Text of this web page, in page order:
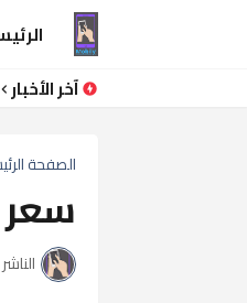
آخر الأخبار
الصفحة
سعر Apple Watch SE في مصر